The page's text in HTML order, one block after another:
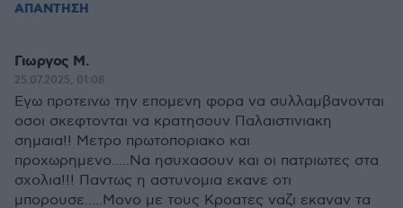
ΑΠΑΝΤΗΣΗ
Γιωργος Μ.
25.07.2025, 01:08
Εγω προτεινω την επομενη φορα να συλλαμβανονται
οσοι σκεφτονται να κρατησουν Παλαιστινιακη
σημαια!! Μετρο πρωτοποριακο και
προχωρημενο.....Να ησυχασουν και οι πατριωτες στα
σχολια!!! Παντως η αστυνομια εκανε οτι
μπορουσε.....Μονο με τους Κροατες ναζι εκαναν τα